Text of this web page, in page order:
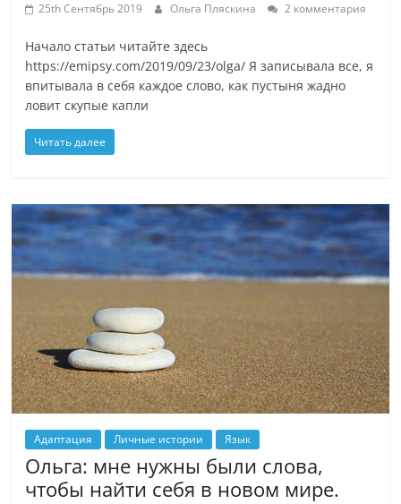
25th Сентябрь 2019 Ольга Пляскина 2 комментария
Начало статьи читайте здесь
https://emipsy.com/2019/09/23/olga/ Я записывала все, я
впитывала в себя каждое слово, как пустыня жадно
ловит скупые капли
Читать далее
Адаптация Личные истории Язык
Ольга: мне нужны были слова,
чтобы найти себя в новом мире.